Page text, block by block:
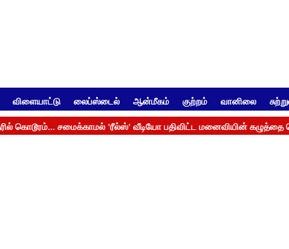
விளையாட்டு லைப்ஸ்டைல் ஆன்மீகம் குற்றம் வானிலை